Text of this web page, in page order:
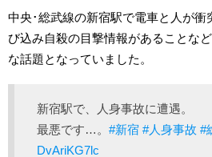
中央･総武線の新宿駅で電車と人が
び込み自殺の目撃情報があることな
な話題となっていました。
新宿駅で、人身事故に遭遇。
最悪です…。 #新宿 #人身事故 #
DvAriKG7lc